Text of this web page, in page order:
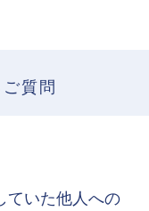
質問
ていた他人への